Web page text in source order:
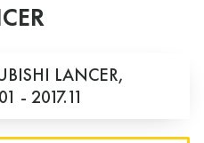
LANCER,
- 2017.11